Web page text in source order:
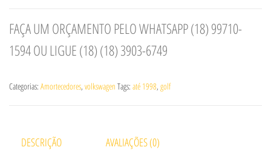
FAÇA UM ORÇAMENTO PELO WHATSAPP (18) 99710-
1594 OU LIGUE (18) (18) 3903-6749
Categorias: Amortecedores, volkswagen Tags: até 1998, golf
DESCRIÇÃO AVALIAÇÕES (0)